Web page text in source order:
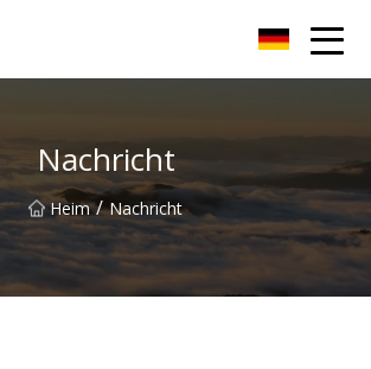
Nachricht
Heim / Nachricht